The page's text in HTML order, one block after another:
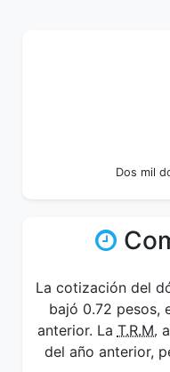
Dos mil
La cotización del
bajó 0.72 pesos,
anterior. La T.R.M.
del año anterior,